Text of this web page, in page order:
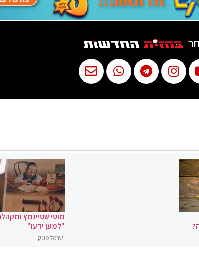
מוטי שטיינמץ
"למען ידעו"
ישראל מונק